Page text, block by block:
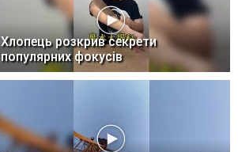
Хлопець розкрив секрети
популярних фокусів